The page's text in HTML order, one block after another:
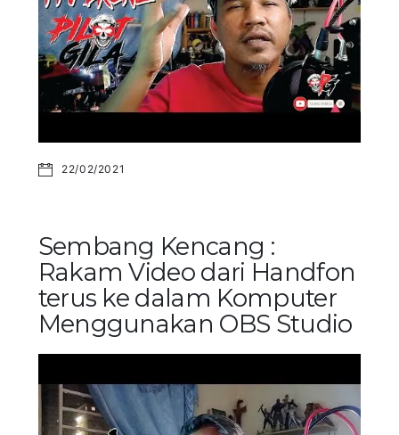
22/02/2021
Sembang Kencang :
Rakam Video dari Handfon
terus ke dalam Komputer
Menggunakan OBS Studio